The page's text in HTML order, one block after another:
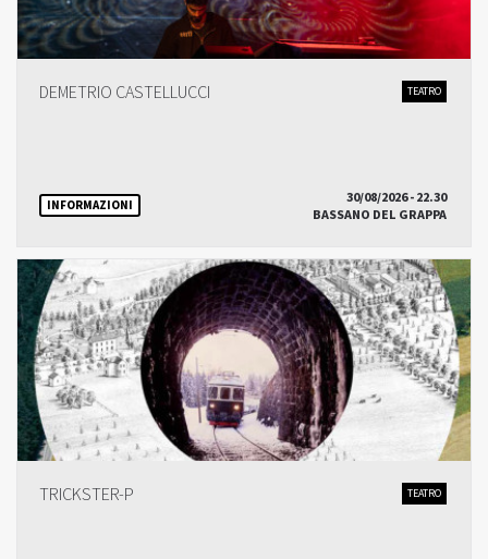
DEMETRIO CASTELLUCCI TEATRO
INFORMAZIONI
30/08/2026 - 22.30
BASSANO DEL GRAPPA
TRICKSTER-P TEATRO